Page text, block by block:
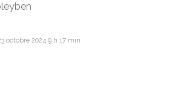
octobre 2024 9 h 17 min